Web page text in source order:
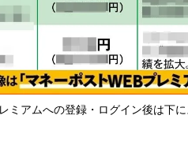
ミアムへの登録・ログイン後は下